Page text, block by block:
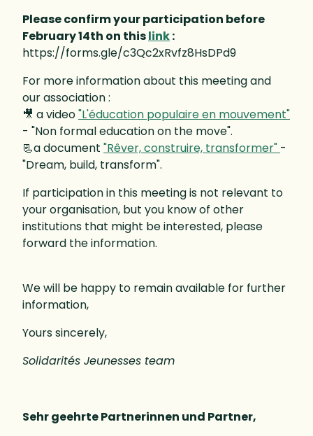
Please confirm your participation before
February 14th on thislink:
https://forms.gle/c3Qc2xRvfz8HsDPd9
For more information about this meeting and
our association :
🎥 a video"L'éducation populaire en mouvement"
- "Non formal education on the move".
📃a document "Rêver, construire, transformer" -
"Dream, build, transform".
If participation in this meeting is not relevant to
your organisation, but you know of other
institutions that might be interested, please
forward the information.
We will be happy to remain available for further
information,
Yours sincerely,
Solidarités Jeunesses team
Sehr geehrte Partnerinnen und Partner,